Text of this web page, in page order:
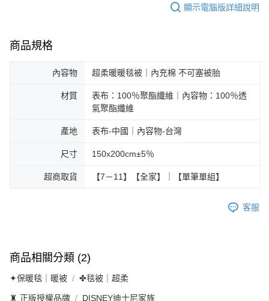
顯示電腦版詳細說明
商品規格
內容物 超柔暖暖毯被｜內充棉 不可塞被胎
材質
表布：100％聚酯纖維｜內容物：100％透
氣聚酯纖維
產地 表布-中國｜內容物-台灣
尺寸 150x200cm±5％
超商取貨 【7－11】【全家】｜【單筆單組】
客服
商品相關分類 (2)
✦保暖毯｜暖被 ✤毯被｜超柔
♜ 正版授權品牌 DISNEY迪士尼家族